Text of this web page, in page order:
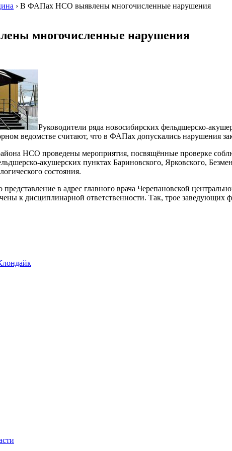
› В ФАПах НСО выявлены многочисленные нарушения
многочисленные нарушения
Руководители ряда новосибирских фельдшерско-
ведомстве считают, что в ФАПах допускались нарушения
НСО проведены мероприятия, посвящённые проверке
акушерских пунктах Бариновского, Ярковского,
состояния.
в адрес главного врача Черепановской
к дисциплинарной ответственности. Так, трое заведующих